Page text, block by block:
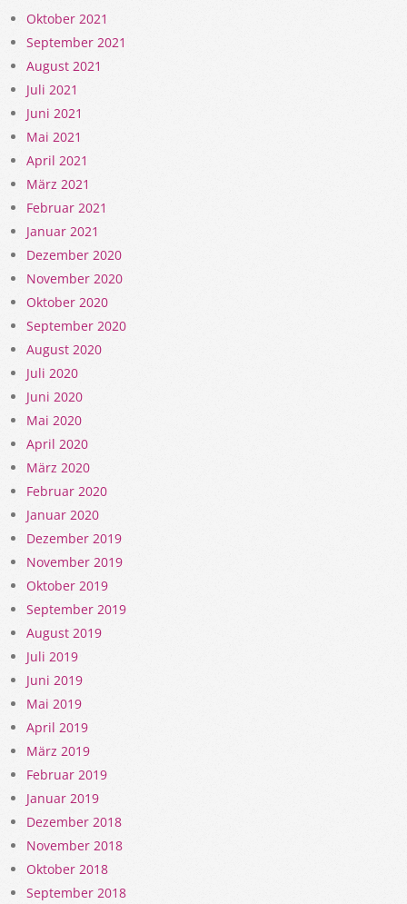
Oktober 2021
September 2021
August 2021
Juli 2021
Juni 2021
Mai 2021
April 2021
März 2021
Februar 2021
Januar 2021
Dezember 2020
November 2020
Oktober 2020
September 2020
August 2020
Juli 2020
Juni 2020
Mai 2020
April 2020
März 2020
Februar 2020
Januar 2020
Dezember 2019
November 2019
Oktober 2019
September 2019
August 2019
Juli 2019
Juni 2019
Mai 2019
April 2019
März 2019
Februar 2019
Januar 2019
Dezember 2018
November 2018
Oktober 2018
September 2018